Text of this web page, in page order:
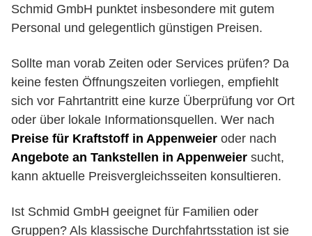
Schmid GmbH punktet insbesondere mit gutem
Personal und gelegentlich günstigen Preisen.
Sollte man vorab Zeiten oder Services prüfen? Da
keine festen Öffnungszeiten vorliegen, empfiehlt
sich vor Fahrtantritt eine kurze Überprüfung vor Ort
oder über lokale Informationsquellen. Wer nach
Preise für Kraftstoff in Appenweier oder nach
Angebote an Tankstellen in Appenweier sucht,
kann aktuelle Preisvergleichsseiten konsultieren.
Ist Schmid GmbH geeignet für Familien oder
Gruppen? Als klassische Durchfahrtsstation ist sie